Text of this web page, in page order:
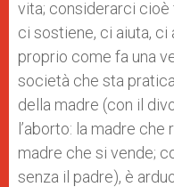
vita; considerarci cioè
ci sostiene, ci aiuta, ci
proprio come fa una
società che sta
della madre (con il
l’aborto: la madre che
madre che si vende;
senza il padre), è